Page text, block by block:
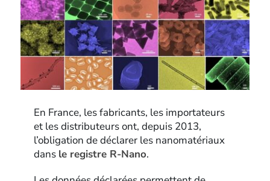
En France, les fabricants, les importateurs
et les distributeurs ont, depuis 2013,
l’obligation de déclarer les nanomatériaux
dans le registre R-Nano.